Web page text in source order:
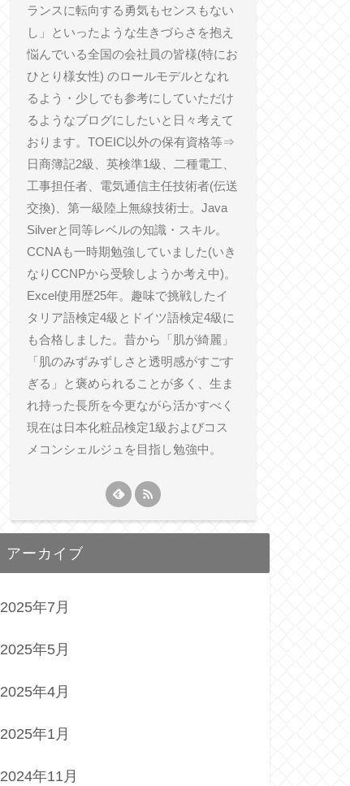
ランスに転向する勇気もセンスもない
し」といったような生きづらさを抱え
悩んでいる全国の会社員の皆様(特にお
ひとり様女性) のロールモデルとなれ
るよう・少しでも参考にしていただけ
るようなブログにしたいと日々考えて
おります。TOEIC以外の保有資格等⇒
日商簿記2級、英検準1級、二種電工、
工事担任者、電気通信主任技術者(伝送
交換)、第一級陸上無線技術士。Java
Silverと同等レベルの知識・スキル。
CCNAも一時期勉強していました(いき
なりCCNPから受験しようか考え中)。
Excel使用歴25年。趣味で挑戦したイ
タリア語検定4級とドイツ語検定4級に
も合格しました。昔から「肌が綺麗」
「肌のみずみずしさと透明感がすごす
ぎる」と褒められることが多く、生ま
れ持った長所を今更ながら活かすべく
現在は日本化粧品検定1級およびコス
メコンシェルジュを目指し勉強中。
アーカイブ
2025年7月
2025年5月
2025年4月
2025年1月
2024年11月